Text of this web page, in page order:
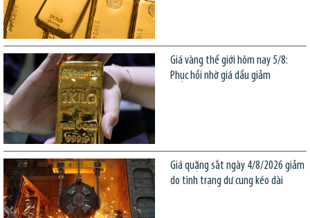
Giá vàng thế giới hôm nay 5/8:
Phục hồi nhờ giá dầu giảm
Giá quặng sắt ngày 4/8/2026 giảm
do tình trạng dư cung kéo dài